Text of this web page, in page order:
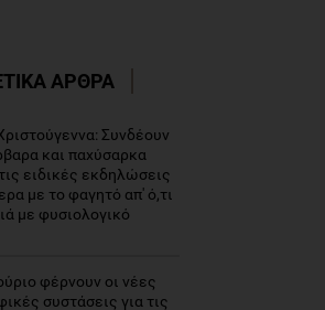
ΑΡΘΡΑ
Συνδέουν
και παχύσαρκα
ειδικές εκδηλώσεις
με το φαγητό απ' ό,τι
με φυσιολογικό
φέρνουν οι νέες
συστάσεις για τις